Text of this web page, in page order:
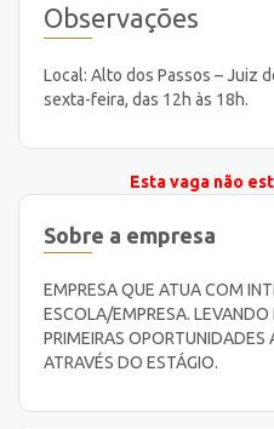
Observações
Local: Alto dos Passos – Juiz
sexta-feira, das 12h às 18h.
Esta vaga não
Sobre a empresa
EMPRESA QUE ATUA COM
ESCOLA/EMPRESA. LEVANDO
PRIMEIRAS
ATRAVÉS DO ESTÁGIO.